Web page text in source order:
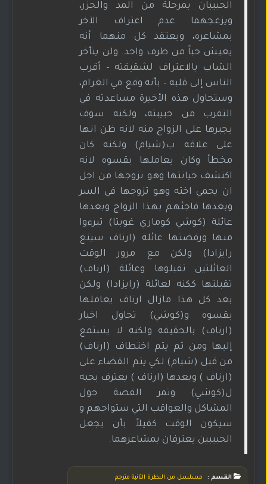
الحبيبان بمرحلة من المد والجزر،
ويزعجهما عدم اعتراف الآخر
بمشاعره، ويعتقد كل منهما أنه
يعيش حباً من طرف واحد. ولن يتأخر
الشاب بالاعتراف لشقيقته – أقرب
الناس إلى قلبه – بأنه وقع في الغرام،
وستحاول هذه الأخيرة مساعدته في
التقرب من حبيبته، ولكنه سوف
يجبرها على الزواج منه لانه ظن انها
على علاقه ب(شيام) ولكنه كان
مخطأ وكان يعاملها بقسوه لانه
اكتشف خيانتها وهو تزوجها من اجل
ان يحمي اخته وهو تزوجها في السر
وبعدها فاجئهم بهذا الزواج وبعدها
عائلة (كوشي كوماري غوبتا) تبرءوا
منها ورفضتها عائلة (ارناف سينغ
رايزادا) ولكن مع مرور الوقت
العائلتين تقبلوها وعائلة (ارناف)
تقبلتها ككنه لعائلة (رايزادا) ولكن
بعد كل هذا مازال ارناف يعاملها
بقسوه و(كوشي) تحاول اخبار
(ارناف) بالحقيقه ولكنه لا يستمع
إليها ومن ثم يتم اختطاف (ارناف)
من قبل (شيام) لكي يتم القضاء على
(ارناف ) وبعدها (ارناف ) يعترف بحبه
ل(كوشي) وتمر القصة حول
المشاكل والعواقب التي ستواجهم و
سيكون الوقت كفيلاً بأن يجعل
الحبيبين يعترفان بمشاعرهما.
القسم : مسلسل من النظرة الثانية مترجم